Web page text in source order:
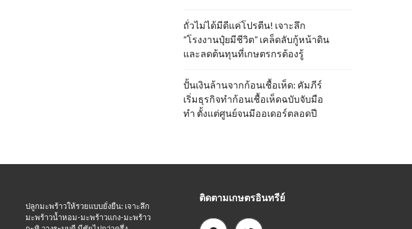
ถั่วไม่ได้มีดีแค่โปรตีน! เจาะลึก
“โรงงานปุ๋ยมีชีวิต” เคล็ดลับกู้หน้าดิน
และลดต้นทุนที่เกษตรกรต้องรู้
ปั้นเงินล้านจากก้อนเชื้อเห็ด: คัมภีร์
เริ่มธุรกิจทำก้อนเชื้อเห็ดฉบับจับมือ
ทำ ตั้งแต่ศูนย์จนมีออเดอร์ตลอดปี
ปลูกมะพร้าวให้รวยแบบยั่งยืน: เจาะลึก
มะพร้าวน้ำหอม-มะพร้าวแกง-มะพร้าว
ติดตามเกษตรอินทรีย์